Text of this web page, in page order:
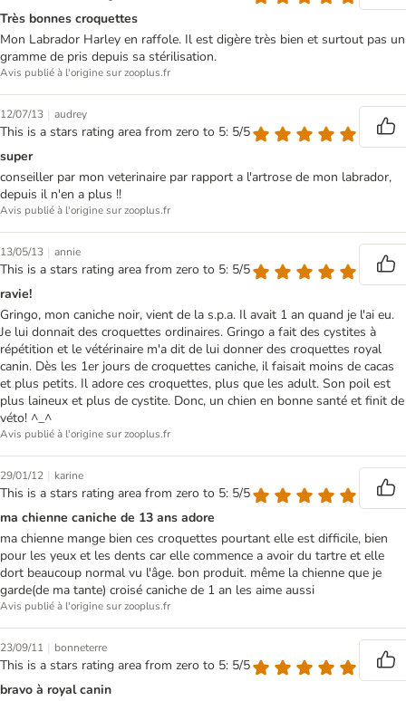
Très bonnes croquettes
Mon Labrador Harley en raffole. Il est digère très bien et surtout pas un
gramme de pris depuis sa stérilisation.
Avis publié à l'origine sur zooplus.fr
12/07/13 | audrey
This is a stars rating area from zero to 5: 5/5
super
conseiller par mon veterinaire par rapport a l'artrose de mon labrador,
depuis il n'en a plus !!
Avis publié à l'origine sur zooplus.fr
13/05/13 | annie
This is a stars rating area from zero to 5: 5/5
ravie!
Gringo, mon caniche noir, vient de la s.p.a. Il avait 1 an quand je l'ai eu.
Je lui donnait des croquettes ordinaires. Gringo a fait des cystites à
répétition et le vétérinaire m'a dit de lui donner des croquettes royal
canin. Dès les 1er jours de croquettes caniche, il faisait moins de cacas
et plus petits. Il adore ces croquettes, plus que les adult. Son poil est
plus laineux et plus de cystite. Donc, un chien en bonne santé et finit de
véto! ^_^
Avis publié à l'origine sur zooplus.fr
29/01/12 | karine
This is a stars rating area from zero to 5: 5/5
ma chienne caniche de 13 ans adore
ma chienne mange bien ces croquettes pourtant elle est difficile, bien
pour les yeux et les dents car elle commence a avoir du tartre et elle
dort beaucoup normal vu l'âge. bon produit. même la chienne que je
garde(de ma tante) croisé caniche de 1 an les aime aussi
Avis publié à l'origine sur zooplus.fr
23/09/11 | bonneterre
This is a stars rating area from zero to 5: 5/5
bravo à royal canin